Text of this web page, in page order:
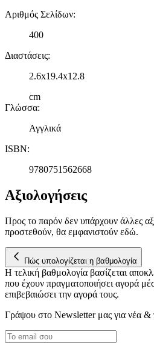
Αριθμός Σελίδων:
400
Διαστάσεις:
2.6x19.4x12.8
cm
Γλώσσα:
Αγγλικά
ISBN:
9780751562668
Αξιολογήσεις
Προς το παρόν δεν υπάρχουν άλλες
προστεθούν, θα εμφανιστούν εδώ.
Πώς υπολογίζεται η βαθμολογία
Η τελική βαθμολογία βασίζεται
που έχουν πραγματοποιήσει αγορά
επιβεβαιώσει την αγορά τους.
Γράψου στο Νewsletter μας για νέα &